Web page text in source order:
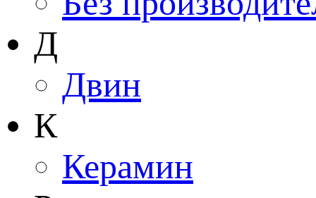
Д
Двин
К
Керамин